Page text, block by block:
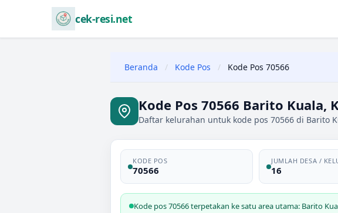
cek-resi.net
Beranda / Kode Pos / Kode Pos 70566
Kode Pos 70566 Barito Kuala,
Daftar kelurahan untuk kode pos 70566 di Barito
KODE POS
70566
JUMLAH DESA /
16
Kode pos 70566 terpetakan ke satu area utama: Barito